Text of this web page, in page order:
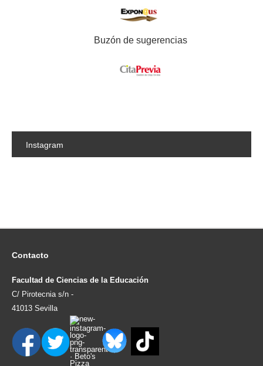
Buzón de sugerencias
Instagram
Contacto
Facultad de Ciencias de la Educación
C/ Pirotecnia s/n -
41013 Sevilla